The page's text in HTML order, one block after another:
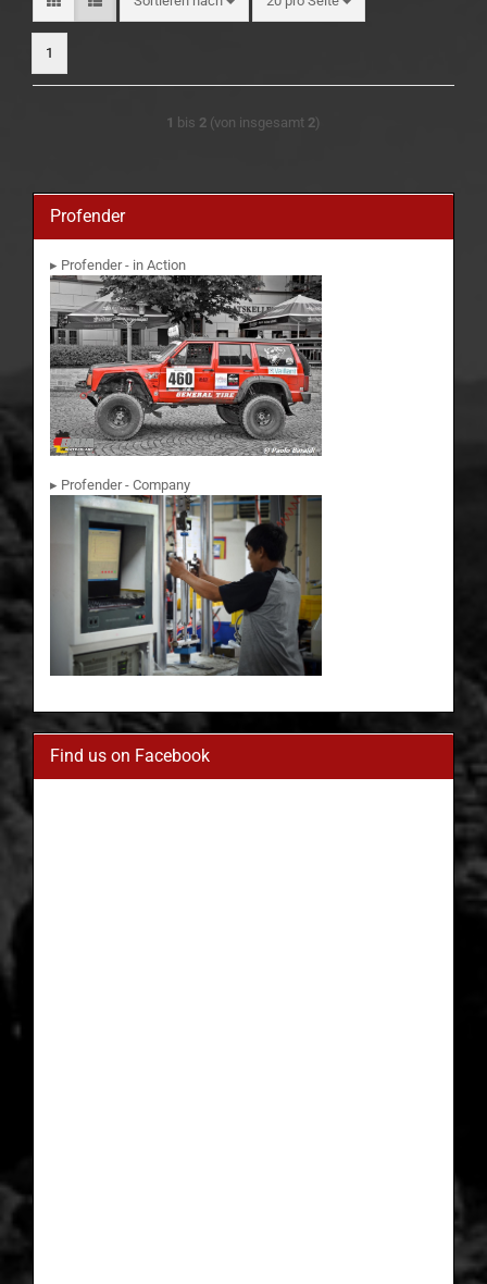
1
1 bis 2 (von insgesamt 2)
Profender
▸ Profender - in Action
▸ Profender - Company
Find us on Facebook